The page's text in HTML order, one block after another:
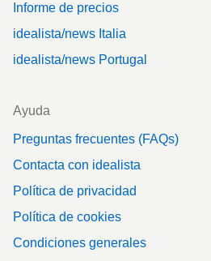
Informe de precios
idealista/news Italia
idealista/news Portugal
Ayuda
Preguntas frecuentes (FAQs)
Contacta con idealista
Política de privacidad
Política de cookies
Condiciones generales